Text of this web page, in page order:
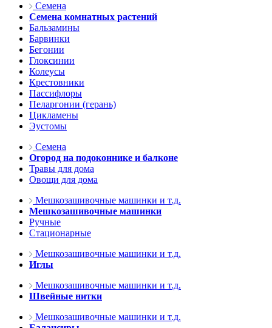
Семена
Семена комнатных растений
Бальзамины
Барвинки
Бегонии
Глоксинии
Колеусы
Крестовники
Пассифлоры
Пеларгонии (герань)
Цикламены
Эустомы
Семена
Огород на подоконнике и балконе
Травы для дома
Овощи для дома
Мешкозашивочные машинки и т.д.
Мешкозашивочные машинки
Ручные
Стационарные
Мешкозашивочные машинки и т.д.
Иглы
Мешкозашивочные машинки и т.д.
Швейные нитки
Мешкозашивочные машинки и т.д.